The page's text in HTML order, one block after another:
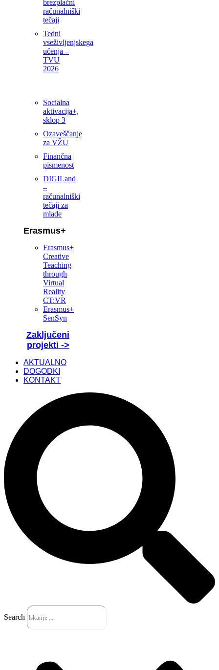
brezplačni
računalniški
tečaji
Tedni
vseživljenjskega
učenja –
TVU
2026
Socialna
aktivacija+,
sklop 3
Ozaveščanje
za VŽU
Finančna
pismenost
DIGILand
–
računalniški
tečaji za
mlade
Erasmus+
Erasmus+
Creative
Teaching
through
Virtual
Reality
CT:VR
Erasmus+
SenSyn
Zaključeni
projekti ->
AKTUALNO
DOGODKI
KONTAKT
Search